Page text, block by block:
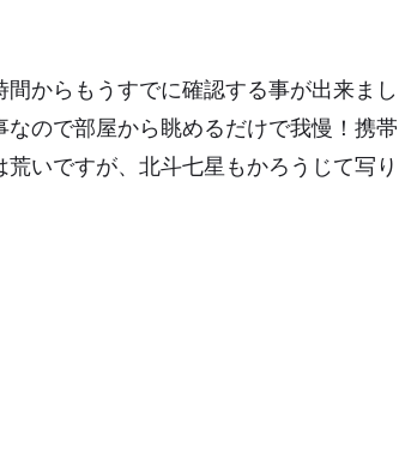
からもうすでに確認する事が出来まし
ので部屋から眺めるだけで我慢！携帯
いですが、北斗七星もかろうじて写り